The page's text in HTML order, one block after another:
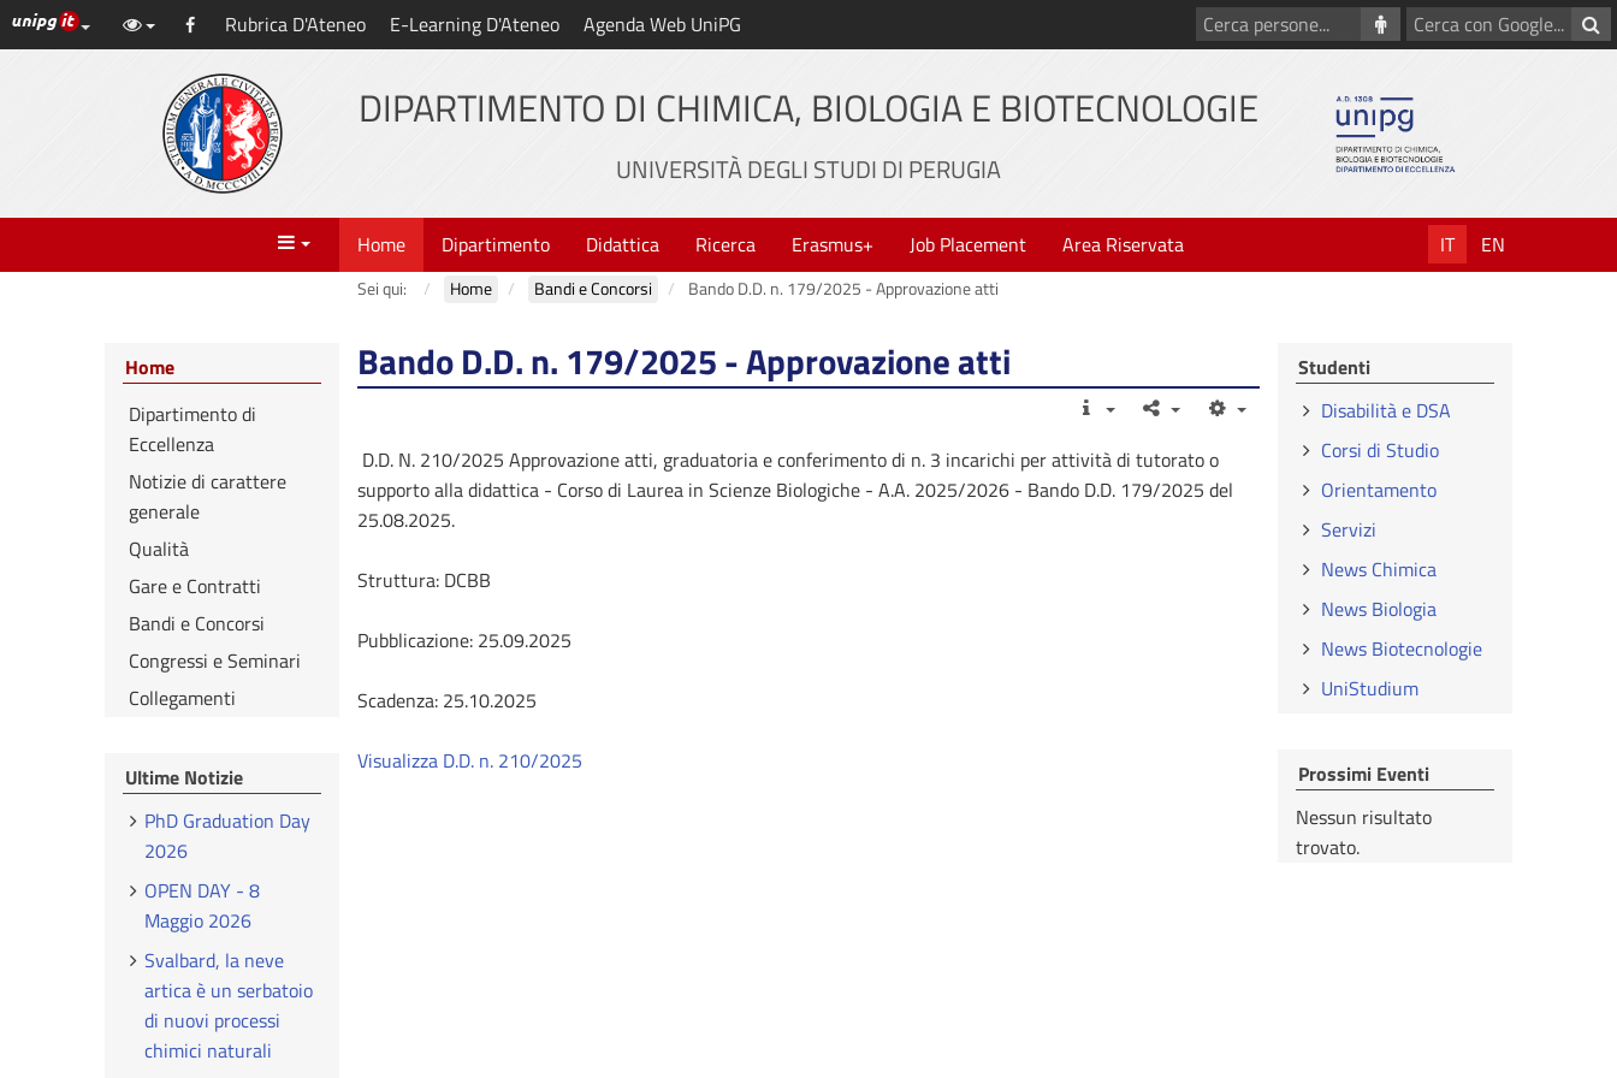
Vai
al
Link ai principali servizi web di Ateneo
Facebook
Rubrica D'Ateneo E-Learning D'Ateneo Agenda Web UniPG
Cerca
con
Cerca
persone
DIPARTIMENTO DI CHIMICA, BIOLOGIA E BIOTECNOLOGIE
UNIVERSITÀ DEGLI STUDI DI PERUGIA
Menu Home Dipartimento Didattica Ricerca Erasmus+ Job Placement Area Riservata IT EN
Sei qui: Home Bandi e Concorsi Bando D.D. n. 179/2025 - Approvazione atti
Bando D.D. n. 179/2025 - Approvazione atti
D.D. N. 210/2025 Approvazione atti, graduatoria e conferimento di n. 3 incarichi per attività di tutorato o
supporto alla didattica - Corso di Laurea in Scienze Biologiche - A.A. 2025/2026 - Bando D.D. 179/2025 del
25.08.2025.
Struttura: DCBB
Pubblicazione: 25.09.2025
Scadenza: 25.10.2025
Visualizza D.D. n. 210/2025
Home
Dipartimento di
Eccellenza
Notizie di carattere
generale
Qualità
Gare e Contratti
Bandi e Concorsi
Congressi e Seminari
Collegamenti
Ultime Notizie
PhD Graduation Day
2026
OPEN DAY - 8
Maggio 2026
Svalbard, la neve
artica è un serbatoio
di nuovi processi
chimici naturali
Studenti
Disabilità e DSA
Corsi di Studio
Orientamento
Servizi
News Chimica
News Biologia
News Biotecnologie
UniStudium
Prossimi Eventi
Nessun risultato
trovato.